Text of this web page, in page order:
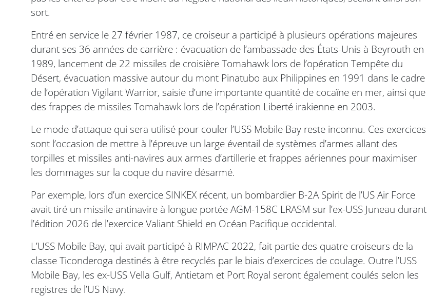
sort.
Entré en service le 27 février 1987, ce croiseur a participé à plusieurs opérations majeures
durant ses 36 années de carrière : évacuation de l’ambassade des États-Unis à Beyrouth en
1989, lancement de 22 missiles de croisière Tomahawk lors de l’opération Tempête du
Désert, évacuation massive autour du mont Pinatubo aux Philippines en 1991 dans le cadre
de l’opération Vigilant Warrior, saisie d’une importante quantité de cocaïne en mer, ainsi que
des frappes de missiles Tomahawk lors de l’opération Liberté irakienne en 2003.
Le mode d’attaque qui sera utilisé pour couler l’USS Mobile Bay reste inconnu. Ces exercices
sont l’occasion de mettre à l’épreuve un large éventail de systèmes d’armes allant des
torpilles et missiles anti-navires aux armes d’artillerie et frappes aériennes pour maximiser
les dommages sur la coque du navire désarmé.
Par exemple, lors d’un exercice SINKEX récent, un bombardier B-2A Spirit de l’US Air Force
avait tiré un missile antinavire à longue portée AGM-158C LRASM sur l’ex-USS Juneau durant
l’édition 2026 de l’exercice Valiant Shield en Océan Pacifique occidental.
L’USS Mobile Bay, qui avait participé à RIMPAC 2022, fait partie des quatre croiseurs de la
classe Ticonderoga destinés à être recyclés par le biais d’exercices de coulage. Outre l’USS
Mobile Bay, les ex-USS Vella Gulf, Antietam et Port Royal seront également coulés selon les
registres de l’US Navy.